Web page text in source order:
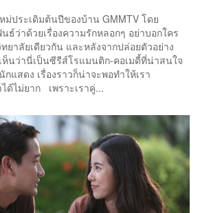
ม่ประเดิมต้นปีของบ้าน GMMTV โดย
ธ์ว่าด้วยเรื่องความรักหลอกๆ อย่าบอกใคร
ยาลัยเดียวกัน และหลังจากปล่อยตัวอย่าง
ห็นว่านี่เป็นซีรีส์โรแมนติก-คอเมดี้ที่น่าสนใจ
แสดง เรื่องราวก็น่าจะพอทำให้เรา
ด้ไม่ยาก เพราะเราคู่...